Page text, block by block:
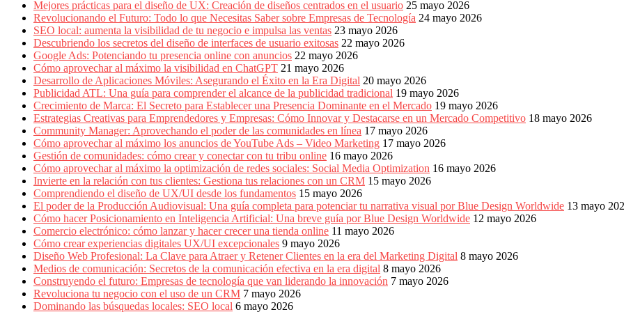
Producción
Gráfica
Colombia.
Mejores prácticas para el diseño de UX: Creación de diseños centrados en el usuario 25 mayo 2026
Revolucionando el Futuro: Todo lo que Necesitas Saber sobre Empresas de Tecnología 24 mayo 2026
SEO local: aumenta la visibilidad de tu negocio e impulsa las ventas 23 mayo 2026
Descubriendo los secretos del diseño de interfaces de usuario exitosas 22 mayo 2026
Google Ads: Potenciando tu presencia online con anuncios 22 mayo 2026
Cómo aprovechar al máximo la visibilidad en ChatGPT 21 mayo 2026
Desarrollo de Aplicaciones Móviles: Asegurando el Éxito en la Era Digital 20 mayo 2026
Publicidad ATL: Una guía para comprender el alcance de la publicidad tradicional 19 mayo 2026
Crecimiento de Marca: El Secreto para Establecer una Presencia Dominante en el Mercado 19 mayo 2026
Estrategias Creativas para Emprendedores y Empresas: Cómo Innovar y Destacarse en un Mercado Competitivo 18 mayo 2026
Community Manager: Aprovechando el poder de las comunidades en línea 17 mayo 2026
Cómo aprovechar al máximo los anuncios de YouTube Ads – Video Marketing 17 mayo 2026
Gestión de comunidades: cómo crear y conectar con tu tribu online 16 mayo 2026
Cómo aprovechar al máximo la optimización de redes sociales: Social Media Optimization 16 mayo 2026
Invierte en la relación con tus clientes: Gestiona tus relaciones con un CRM 15 mayo 2026
Comprendiendo el diseño de UX/UI desde los fundamentos 15 mayo 2026
El poder de la Producción Audiovisual: Una guía completa para potenciar tu narrativa visual por Blue Design Worldwide 13 mayo
Cómo hacer Posicionamiento en Inteligencia Artificial: Una breve guía por Blue Design Worldwide 12 mayo 2026
Comercio electrónico: cómo lanzar y hacer crecer una tienda online 11 mayo 2026
Cómo crear experiencias digitales UX/UI excepcionales 9 mayo 2026
Diseño Web Profesional: La Clave para Atraer y Retener Clientes en la era del Marketing Digital 8 mayo 2026
Medios de comunicación: Secretos de la comunicación efectiva en la era digital 8 mayo 2026
Construyendo el futuro: Empresas de tecnología que van liderando la innovación 7 mayo 2026
Revoluciona tu negocio con el uso de un CRM 7 mayo 2026
Dominando las búsquedas locales: SEO local 6 mayo 2026